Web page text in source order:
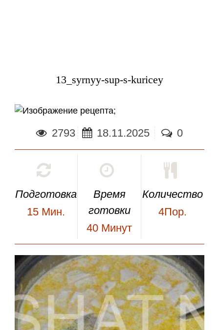
13_syrnyy-sup-s-kuricey
;
2793 18.11.2025 0
Подготовка
15 Мин.
Время
готовки
40 Минут
Количество
4Пор.